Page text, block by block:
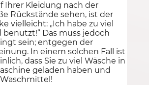
Ihrer Kleidung nach der
Rückstände sehen, ist der
vielleicht: „Ich habe zu viel
Das muss jedoch
sein; entgegen der
In einem solchen Fall ist
dass Sie zu viel Wäsche in
geladen haben und